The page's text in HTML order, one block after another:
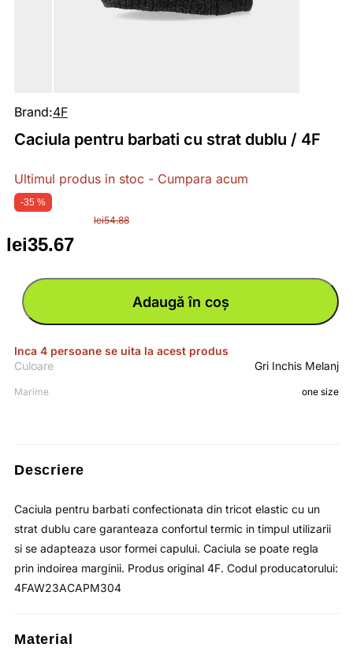
-35 %
Brand:4F
Caciula pentru barbati cu strat dublu / 4F
lei54.88
Prețul
inițial
fost:
lei54.88.
lei35.67
Prețul
curent
este:
lei35.67.
Culoare Gri Inchis Melanj
Marime one size
Ultimul produs in stoc - Cumpara acum
Cantitate
Caciula
pentru
barbati
/
4F
Adaugă în coș
Inca 4 persoane se uita la acest produs
Descriere
Caciula pentru barbati confectionata din tricot elastic cu un
strat dublu care garanteaza confortul termic in timpul utilizarii
si se adapteaza usor formei capului. Caciula se poate regla
prin indoirea marginii. Produs original 4F. Codul producatorului:
4FAW23ACAPM304
Material